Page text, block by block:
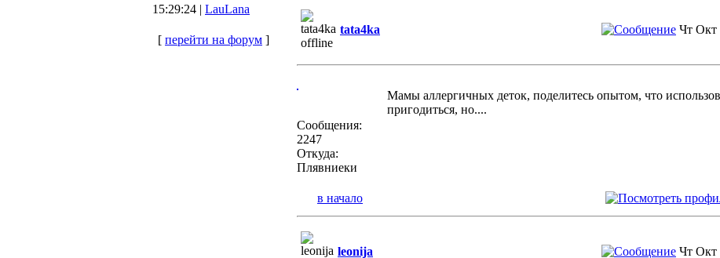
15:29:24 | LauLana
[ перейти на форум ]
tata4ka Чт Окт
Сообщения:
2247
Откуда:
Плявниеки
Мамы аллергичных деток, поделитесь опытом, что
пригодиться, но....
в начало
leonija Чт Окт